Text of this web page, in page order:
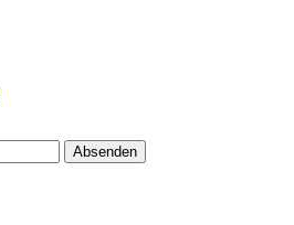
Absenden